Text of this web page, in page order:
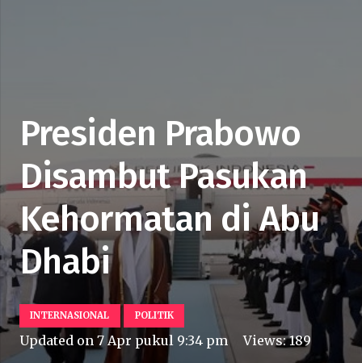
Presiden Prabowo
Disambut Pasukan
Kehormatan di Abu
Dhabi
INTERNASIONAL POLITIK
Updated on 7 Apr pukul 9:34 pm Views:189